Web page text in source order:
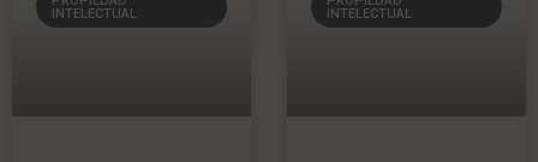
INTELECTUAL
INTELECTUAL